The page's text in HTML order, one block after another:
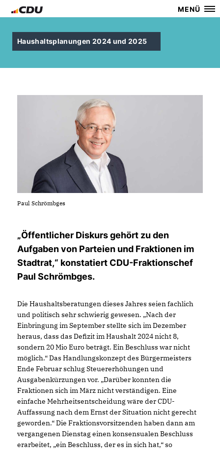
MENÜ
Haushaltsplanungen 2024 und 2025
Paul Schrömbges
Öffentlicher Diskurs gehört zu den
Aufgaben von Parteien und Fraktionen im
Stadtrat,“ konstatiert CDU-Fraktionschef
Paul Schrömbges.
Die Haushaltsberatungen dieses Jahres seien fachlich
und politisch sehr schwierig gewesen. „Nach der
Einbringung im September stellte sich im Dezember
heraus, dass das Defizit im Haushalt 2024 nicht 8,
sondern 20 Mio Euro beträgt. Ein Beschluss war nicht
möglich.“ Das Handlungskonzept des Bürgermeisters
Ende Februar schlug Steuererhöhungen und
Ausgabenkürzungen vor. „Darüber konnten die
Fraktionen sich im März nicht verständigen. Eine
einfache Mehrheitsentscheidung wäre der CDU-
Auffassung nach dem Ernst der Situation nicht gerecht
geworden.“ Die Fraktionsvorsitzenden haben dann am
vergangenen Dienstag einen konsensualen Beschluss
erarbeitet, „ein Beschluss, der es in sich hat,“ so